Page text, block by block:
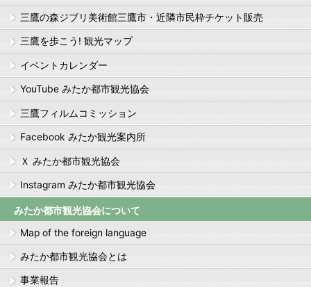
三鷹の森ジブリ美術館三鷹市・近隣市民枠チケット販売
三鷹を歩こう! 観光マップ
イベントカレンダー
YouTube みたか都市観光協会
三鷹フィルムコミッション
Facebook みたか観光案内所
Ｘ みたか都市観光協会
Instagram みたか都市観光協会
みたか都市観光協会について
Map of the foreign language
みたか都市観光協会とは
事業報告